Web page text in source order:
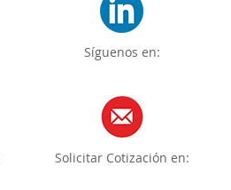
Síguenos en:
Solicitar Cotización en: